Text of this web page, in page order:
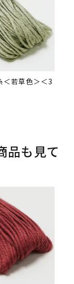
＜若草色＞＜3
品も見て